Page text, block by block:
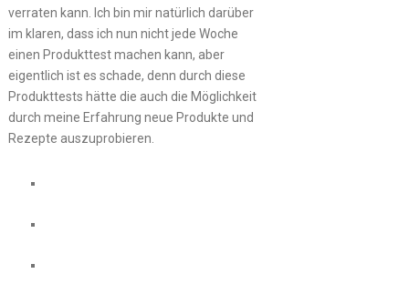
verraten kann. Ich bin mir natürlich darüber
im klaren, dass ich nun nicht jede Woche
einen Produkttest machen kann, aber
eigentlich ist es schade, denn durch diese
Produkttests hätte die auch die Möglichkeit
durch meine Erfahrung neue Produkte und
Rezepte auszuprobieren.